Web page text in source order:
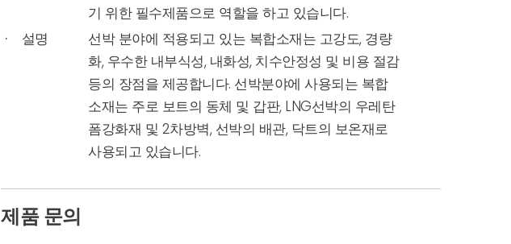
기 위한 필수제품으로 역할을 하고 있습니다.
설명
선박 분야에 적용되고 있는 복합소재는 고강도, 경량
화, 우수한 내부식성, 내화성, 치수안정성 및 비용 절감
등의 장점을 제공합니다. 선박분야에 사용되는 복합
소재는 주로 보트의 동체 및 갑판, LNG선박의 우레탄
폼강화재 및 2차방벽, 선박의 배관, 닥트의 보온재로
사용되고 있습니다.
제품 문의